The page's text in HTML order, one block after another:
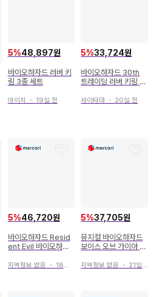
5%48,897원
바이오하자드 러버 키
링 3종 세트
아이치 ・ 19일 전
5%33,724원
바이오하자드 30th
트레이딩 러버 키링 가
사이타마 ・ 20일 전
5%46,720원
바이오하자드 Resid
ent Evil 바이오하자
지역정보 없음 ・ 18일 전
5%37,705원
뮤지컬 바이오하자드
보이스 오브 가이아 팜
지역정보 없음 ・ 21일 전